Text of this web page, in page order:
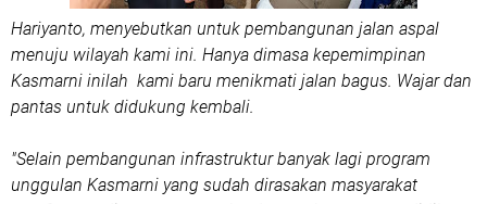
Hariyanto, menyebutkan untuk pembangunan jalan aspal
menuju wilayah kami ini. Hanya dimasa kepemimpinan
Kasmarni inilah kami baru menikmati jalan bagus. Wajar dan
pantas untuk didukung kembali.
"Selain pembangunan infrastruktur banyak lagi program
unggulan Kasmarni yang sudah dirasakan masyarakat